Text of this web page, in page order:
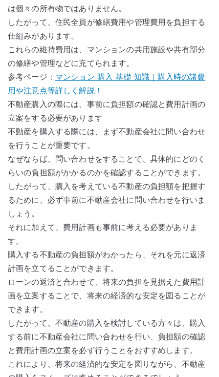
は個々の所有物ではありません。
したがって、住民全員が修繕費用や管理費用を負担する
仕組みがあります。
これらの維持費用は、マンションの共用施設や共有部分
の修繕や管理などに充てられます。
参考ページ： マンション 購入 基礎 知識｜購入時の諸費
用や注意点等詳しく解説！
不動産購入の際には、事前に負担額の確認と費用計画の
立案をする必要があります
不動産を購入する際には、まず不動産会社に問い合わせ
を行うことが重要です。
なぜならば、問い合わせをすることで、具体的にどのく
らいの負担額がかかるのかを確認することができます。
したがって、購入を考えている不動産の負担額を把握す
るために、必ず事前に不動産会社に問い合わせを行いま
しょう。
それに加えて、費用計画も事前に考える必要がありま
す。
購入する不動産の負担額がわかったら、それを元に返済
計画を立てることができます。
ローンの返済と合わせて、将来の負担を見据えた費用計
画を立案することで、将来の経済的な安定を図ることが
できます。
したがって、不動産の購入を検討している方々は、購入
する前に不動産会社に問い合わせを行い、負担額の確認
と費用計画の立案を必ず行うことをおすすめします。
これにより、将来の経済的な安定を図りながら、不動産